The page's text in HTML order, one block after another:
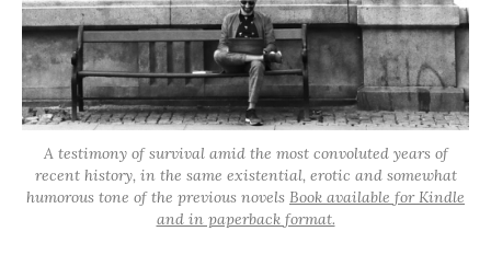
A testimony of survival amid the most convoluted years of
recent history, in the same existential, erotic and somewhat
humorous tone of the previous novels Book available for Kindle
and in paperback format.